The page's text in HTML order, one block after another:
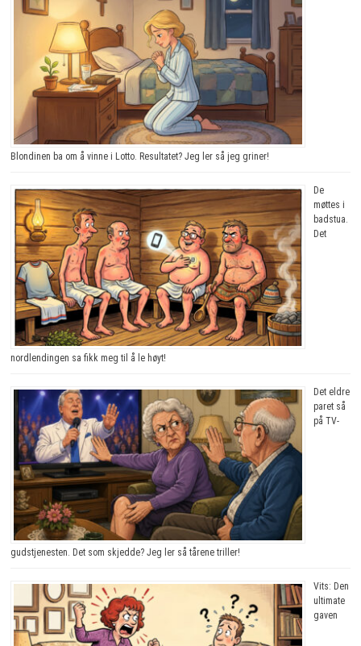
Blondinen ba om å vinne i Lotto. Resultatet? Jeg ler så jeg griner!
De
møttes i
badstua.
Det
nordlendingen sa fikk meg til å le høyt!
Det eldre
paret så
på TV-
gudstjenesten. Det som skjedde? Jeg ler så tårene triller!
Vits: Den
ultimate
gaven